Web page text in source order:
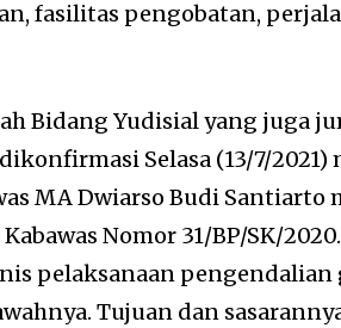
fasilitas pengobatan,
Bidang Yudisial yang juga
Selasa (13/7/
MA Dwiarso Budi Santiarto
Nomor 31/BP/SK/
pelaksanaan
Tujuan dan